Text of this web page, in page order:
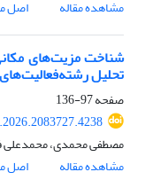
مشاهده مقاله
اصل
شناخت مزیت‌های
تحلیل
صفحه97-136
مصطفی محمدی، محمدعلی
مشاهده مقاله
اصل